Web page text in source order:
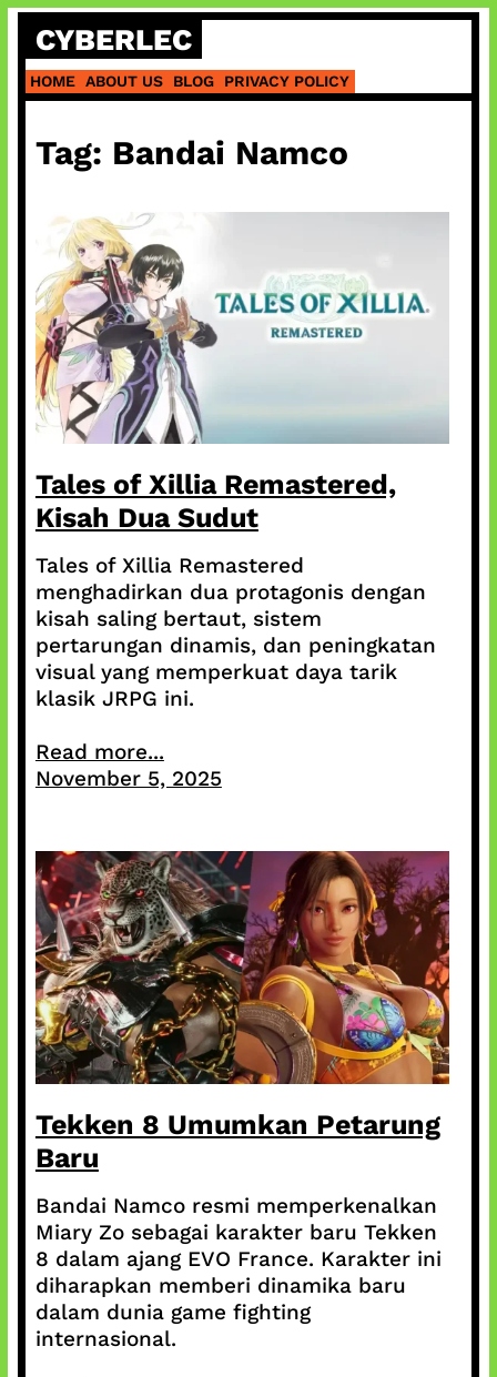
Skip
content
CYBERLEC
HOME ABOUT US BLOG PRIVACY POLICY
Tag: Bandai Namco
Tales of Xillia Remastered,
Kisah Dua Sudut
Tales of Xillia Remastered
menghadirkan dua protagonis dengan
kisah saling bertaut, sistem
pertarungan dinamis, dan peningkatan
visual yang memperkuat daya tarik
klasik JRPG ini.
Read more...
November 5, 2025
Tekken 8 Umumkan Petarung
Baru
Bandai Namco resmi memperkenalkan
Miary Zo sebagai karakter baru Tekken
8 dalam ajang EVO France. Karakter ini
diharapkan memberi dinamika baru
dalam dunia game fighting
internasional.